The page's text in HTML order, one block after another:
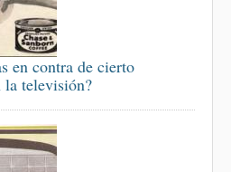
en contra de cierto
televisión?